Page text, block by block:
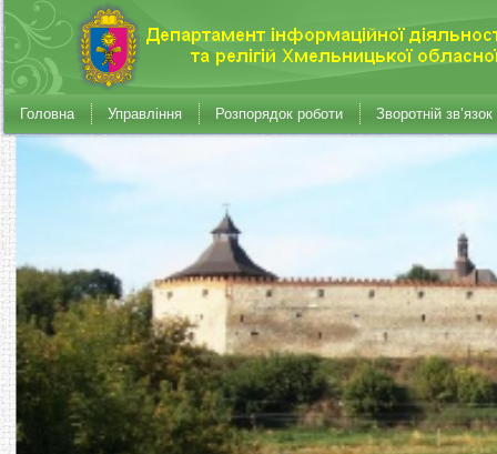
Головна Управління Розпорядок роботи Зворотній зв’язок